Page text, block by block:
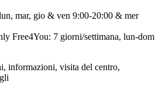
mar, gio & ven 9:00-20:00 & mer
Free4You: 7 giorni/settimana, lun-dom
informazioni, visita del centro,